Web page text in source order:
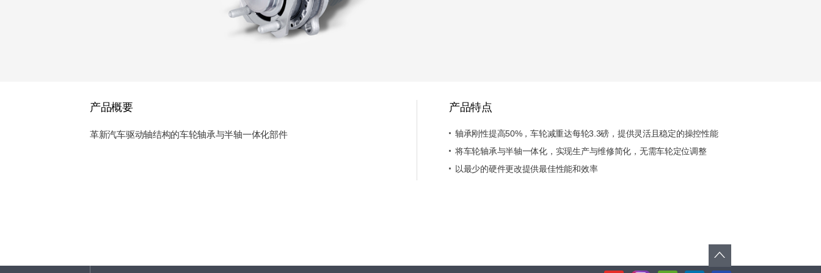
产品概要
革新汽车驱动轴结构的车轮轴承与半轴一体化部件
产品特点
轴承刚性提高50%，车轮减重达每轮3.3磅，提供灵活且稳定的操控性能
将车轮轴承与半轴一体化，实现生产与维修简化，无需车轮定位调整
以最少的硬件更改提供最佳性能和效率